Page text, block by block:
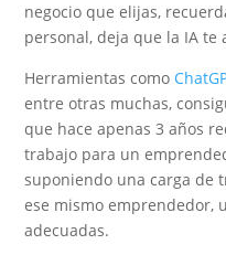
negocio que elijas,
personal, deja que la IA te
Herramientas como
entre otras muchas,
que hace apenas 3 años
trabajo para un
suponiendo una carga de
ese mismo emprendedor,
adecuadas.